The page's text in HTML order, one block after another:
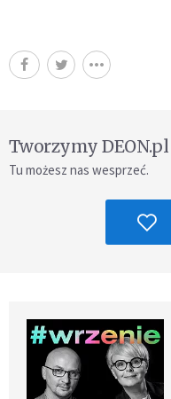
Tworzymy
Tu możesz nas wesprzeć.